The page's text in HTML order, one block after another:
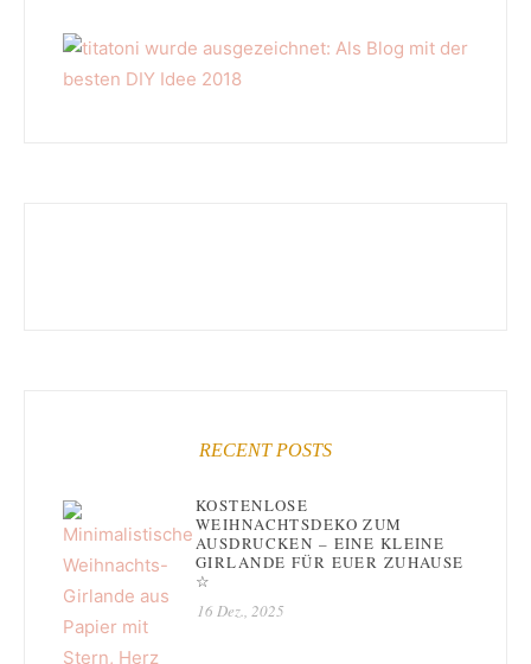
RECENT POSTS
KOSTENLOSE
WEIHNACHTSDEKO ZUM
AUSDRUCKEN – EINE KLEINE
GIRLANDE FÜR EUER ZUHAUSE
☆
16 Dez., 2025